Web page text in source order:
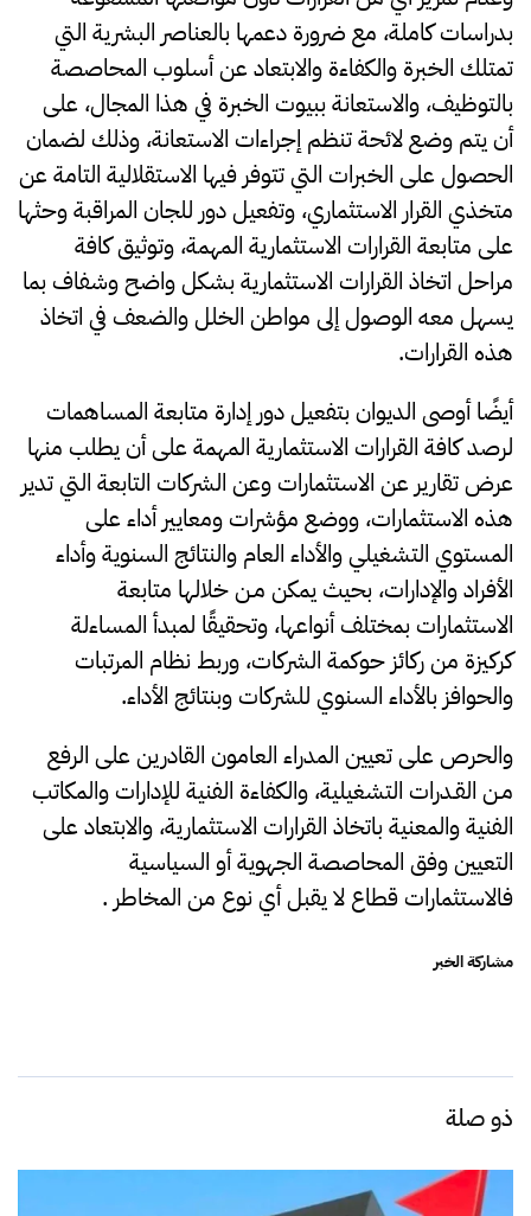
بدراسات كاملة، مع ضرورة دعمها بالعناصر البشرية التي
تمتلك الخبرة والكفاءة والابتعاد عن أسلوب المحاصصة
بالتوظيف، والاستعانة ببيوت الخبرة في هذا المجال، على
أن يتم وضع لائحة تنظم إجراءات الاستعانة، وذلك لضمان
الحصول على الخبرات التي تتوفر فيها الاستقلالية التامة عن
متخذي القرار الاستثماري، وتفعيل دور للجان المراقبة وحثها
على متابعة القرارات الاستثمارية المهمة، وتوثيق كافة
مراحل اتخاذ القرارات الاستثمارية بشكل واضح وشفاف بما
يسهل معه الوصول إلى مواطن الخلل والضعف في اتخاذ
هذه القرارات.
أيضًا أوصى الديوان بتفعيل دور إدارة متابعة المساهمات
لرصد كافة القرارات الاستثمارية المهمة على أن يطلب منها
عرض تقارير عن الاستثمارات وعن الشركات التابعة التي تدير
هذه الاستثمارات، ووضع مؤشرات ومعايير أداء على
المستوي التشغيلي والأداء العام والنتائج السنوية وأداء
الأفراد والإدارات، بحيث يمكن مـن خلالها متابعة
الاستثمارات بمختلف أنواعها، وتحقيقًا لمبدأ المساءلة
كركيزة من ركائز حوكمة الشركات، وربط نظام المرتبات
والحوافز بالأداء السنوي للشركات وبنتائج الأداء.
والحرص على تعيين المدراء العامون القادرين على الرفع
مـن القـدرات التشغيلية، والكفاءة الفنية للإدارات والمكاتب
الفنية والمعنية باتخاذ القرارات الاستثمارية، والابتعاد على
التعيين وفق المحاصصة الجهوية أو السياسية
فالاستثمارات قطاع لا يقبل أي نوع من المخاطر .
مشاركة الخبر
ذو صلة